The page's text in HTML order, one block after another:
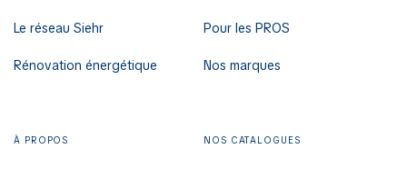
Le réseau Siehr
Rénovation énergétique
Pour les PROS
Nos marques
À PROPOS NOS CATALOGUES